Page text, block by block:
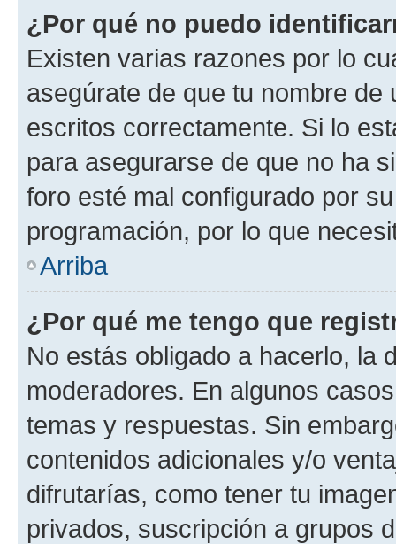
¿Por qué no puedo
Existen varias razones por lo
asegúrate de que tu nombre
escritos correctamente. Si lo
para asegurarse de que no ha
foro esté mal configurado por
programación, por lo que
Arriba
¿Por qué me tengo que
No estás obligado a hacerlo, la
moderadores. En algunos
temas y respuestas. Sin
contenidos adicionales y/o
difrutarías, como tener tu
privados, suscripción a grupos